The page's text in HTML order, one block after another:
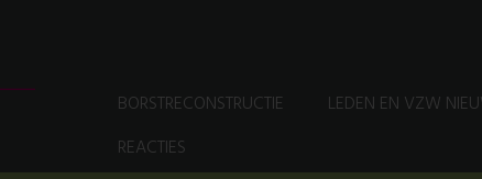
BORSTRECONSTRUCTIE LEDEN EN VZW
REACTIES